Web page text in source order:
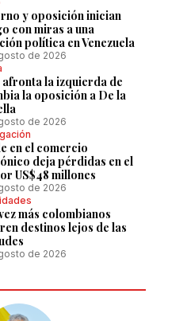
y oposición inician
con miras a una
política en Venezuela
de 2026
afronta la izquierda de
la oposición a De la
de 2026
en el comercio
deja pérdidas en el
US$48 millones
de 2026
más colombianos
destinos lejos de las
de 2026